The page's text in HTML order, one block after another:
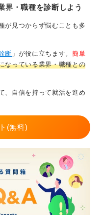
界・職種を診断しよう
が見つからず悩むことも多
断 」が役に立ちます。 簡単
なっている業界・職種との
、自信を持って就活を進め
(無料)